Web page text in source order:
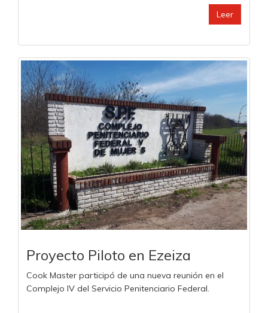
Leer
Proyecto Piloto en Ezeiza
Cook Master participó de una nueva reunión en el
Complejo IV del Servicio Penitenciario Federal.